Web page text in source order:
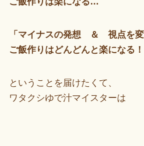
「マイナスの発想 ＆ 視点を
ご飯作りはどんどんと楽になる！
ということを届けたくて、
ワタクシゆで汁マイスターは